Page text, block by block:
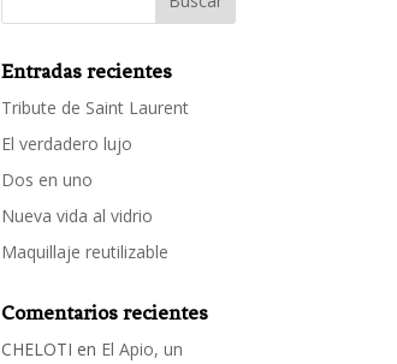
Entradas recientes
Tribute de Saint Laurent
El verdadero lujo
Dos en uno
Nueva vida al vidrio
Maquillaje reutilizable
Comentarios recientes
CHELOTI en El Apio, un